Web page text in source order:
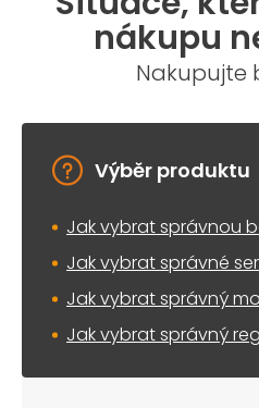
nákupu
Nakupujte
Výběr produktu
Jak vybrat správnou
Jak vybrat správné
Jak vybrat správný
Jak vybrat správný